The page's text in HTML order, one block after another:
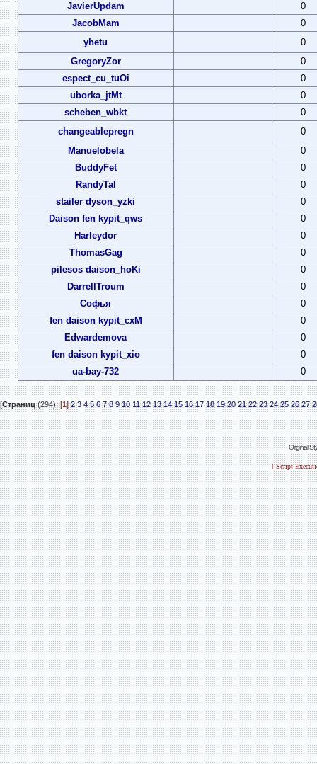
JavierUpdam
0
JacobMam
0
yhetu
0
GregoryZor
0
espect_cu_tuOi
0
uborka_jtMt
0
scheben_wbkt
0
changeablepregn
0
Manuelobela
0
BuddyFet
0
RandyTal
0
stailer dyson_yzki
0
Daison fen kypit_qws
0
Harleydor
0
ThomasGag
0
pilesos daison_hoKi
0
DarrellTroum
0
Софья
0
fen daison kypit_cxM
0
Edwardemova
0
fen daison kypit_xio
0
ua-bay-732
0
[Страниц(294):[1] 2 3 4 5 6 7 8 9 10 11 12 13 14 15 16 17 18 19 20 21 22 23 24 25 26 27
Original
[ Script